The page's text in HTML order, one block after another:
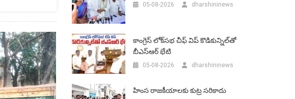
05-08-2026 dharshininews
కాంగ్రెస్ లోక్‌సభ చీఫ్ విప్ కొడికున్నిల్‌తో
బీఎస్‌ఆర్‌ భేటి
05-08-2026 dharshininews
హింస రాజకీయాలకు కుట్ర సరికాదు